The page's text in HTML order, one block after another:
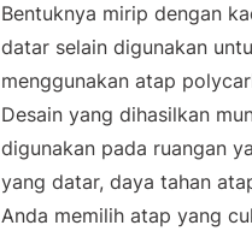
Bentuknya mirip dengan
datar selain digunakan
menggunakan atap
Desain yang dihasilkan
digunakan pada ruangan
yang datar, daya tahan
Anda memilih atap yang